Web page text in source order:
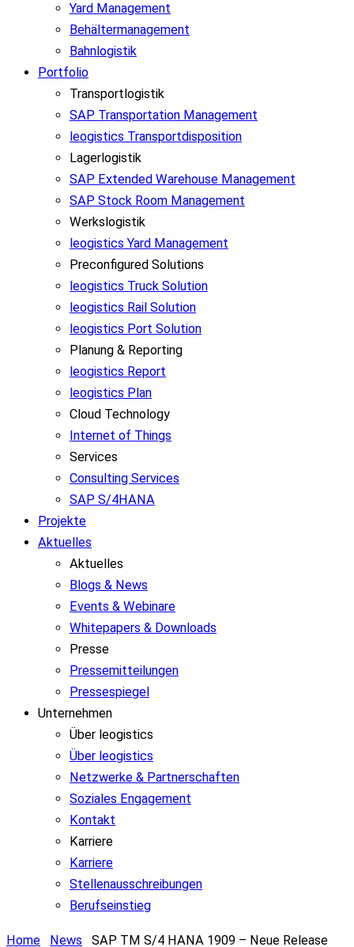
Yard Management
Behältermanagement
Bahnlogistik
Portfolio
Transportlogistik
SAP Transportation Management
leogistics Transportdisposition
Lagerlogistik
SAP Extended Warehouse Management
SAP Stock Room Management
Werkslogistik
leogistics Yard Management
Preconfigured Solutions
leogistics Truck Solution
leogistics Rail Solution
leogistics Port Solution
Planung & Reporting
leogistics Report
leogistics Plan
Cloud Technology
Internet of Things
Services
Consulting Services
SAP S/4HANA
Projekte
Aktuelles
Aktuelles
Blogs & News
Events & Webinare
Whitepapers & Downloads
Presse
Pressemitteilungen
Pressespiegel
Unternehmen
Über leogistics
Über leogistics
Netzwerke & Partnerschaften
Soziales Engagement
Kontakt
Karriere
Karriere
Stellenausschreibungen
Berufseinstieg
Home News SAP TM S/4 HANA 1909 – Neue Release